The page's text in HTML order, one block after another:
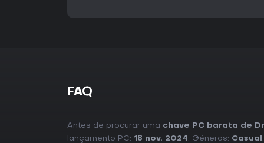
FAQ
Antes de procurar uma chave PC barata de
lançamento PC: 18 nov. 2024. Géneros: Casual